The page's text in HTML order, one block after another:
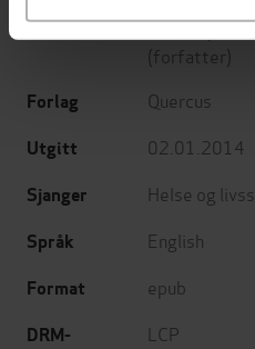
Jessamy
(forfatter)
Forlag Quercus
Utgitt 02.01.2014
Sjanger Helse og
Språk English
Format epub
DRM-
LCP